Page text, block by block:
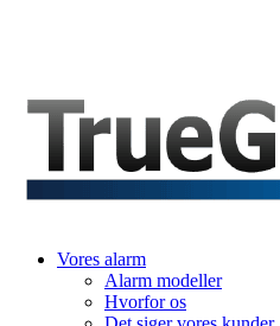
Vores alarm
Alarm modeller
Hvorfor os